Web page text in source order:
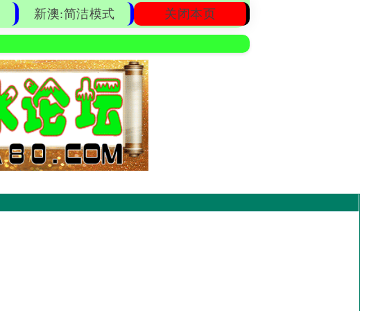
新澳:简洁模式 关闭本页